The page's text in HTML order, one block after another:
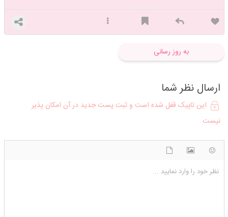
به روز رسانی
ارسال نظر شما
این تاپیک قفل شده است و ثبت پست جدید در آن امکان پذیر
نیست
نظر خود را وارد نمایید ...